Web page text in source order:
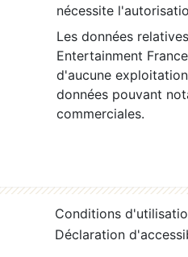
nécessite
Les données
Entertainment
d'aucune
données pouvant
commerciales.
Conditions
Déclaration